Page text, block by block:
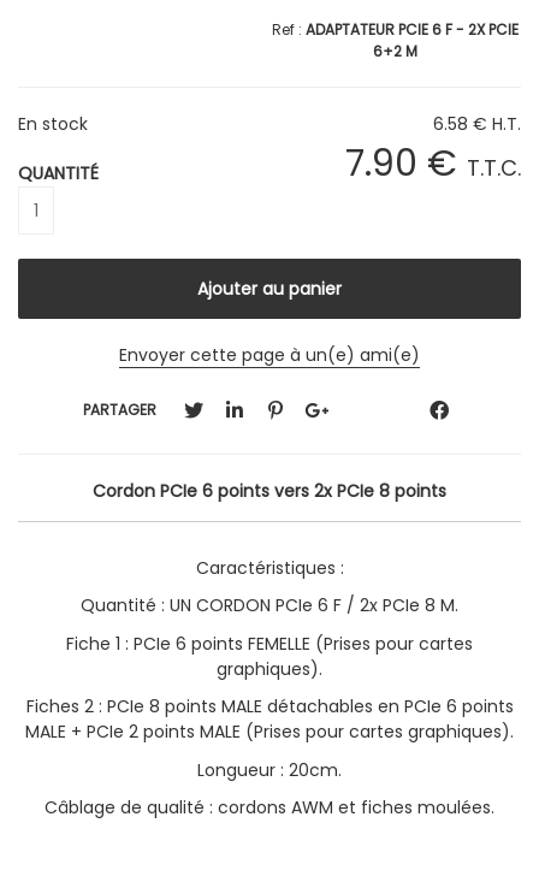
ADAPTATEUR PCIE 6 F - 2X PCIE
6+2 M
6.58 € H.T.
7.90 € T.T.C.
En stock
QUANTITÉ
Envoyer cette page à un(e) ami(e)
PARTAGER
Cordon PCIe 6 points vers 2x PCIe 8 points
Caractéristiques :
Quantité : UN CORDON PCIe 6 F / 2x PCIe 8 M.
Fiche 1 : PCIe 6 points FEMELLE (Prises pour cartes
graphiques).
Fiches 2 : PCIe 8 points MALE détachables en PCIe 6 points
MALE + PCIe 2 points MALE (Prises pour cartes graphiques).
Longueur : 20cm.
Câblage de qualité : cordons AWM et fiches moulées.